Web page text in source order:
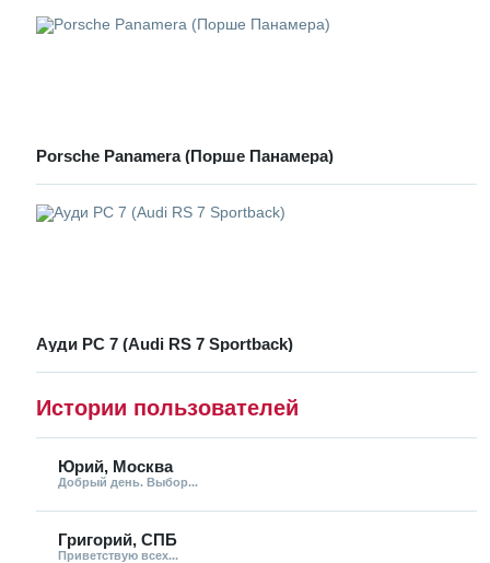
Porsche Panamera (Порше Панамера)
Ауди РС 7 (Audi RS 7 Sportback)
Истории пользователей
Юрий, Москва
Добрый день. Выбор...
Григорий, СПБ
Приветствую всех...